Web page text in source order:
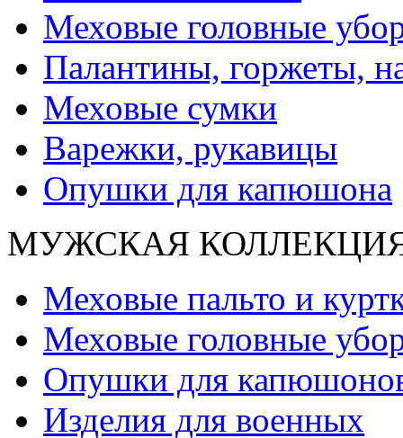
Меховые головные
Палантины, горжеты,
Меховые сумки
Варежки, рукавицы
Опушки для капюшона
МУЖСКАЯ
Меховые пальто и
Меховые головные
Опушки для
Изделия для военных